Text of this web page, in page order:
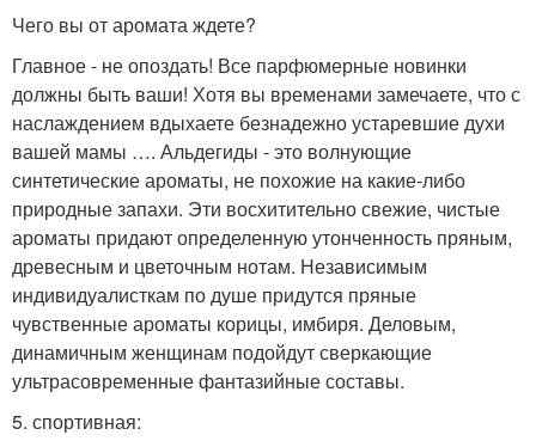
Чего вы от аромата ждете?
Главное - не опоздать! Все парфюмерные новинки
должны быть ваши! Хотя вы временами замечаете, что с
наслаждением вдыхаете безнадежно устаревшие духи
вашей мамы …. Альдегиды - это волнующие
синтетические ароматы, не похожие на какие-либо
природные запахи. Эти восхитительно свежие, чистые
ароматы придают определенную утонченность пряным,
древесным и цветочным нотам. Независимым
индивидуалисткам по душе придутся пряные
чувственные ароматы корицы, имбиря. Деловым,
динамичным женщинам подойдут сверкающие
ультрасовременные фантазийные составы.
5. спортивная: